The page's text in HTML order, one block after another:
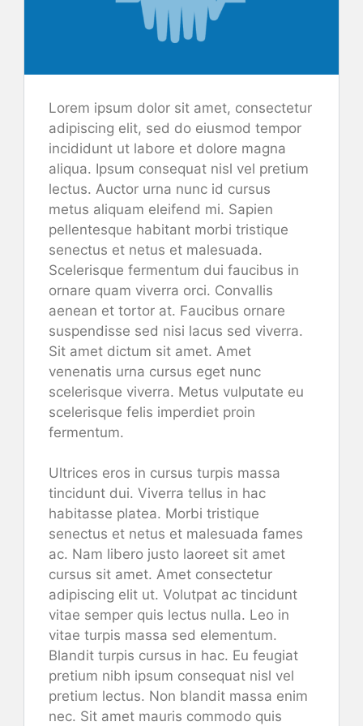
Lorem ipsum dolor sit amet, consectetur
adipiscing elit, sed do eiusmod tempor
incididunt ut labore et dolore magna
aliqua. Ipsum consequat nisl vel pretium
lectus. Auctor urna nunc id cursus
metus aliquam eleifend mi. Sapien
pellentesque habitant morbi tristique
senectus et netus et malesuada.
Scelerisque fermentum dui faucibus in
ornare quam viverra orci. Convallis
aenean et tortor at. Faucibus ornare
suspendisse sed nisi lacus sed viverra.
Sit amet dictum sit amet. Amet
venenatis urna cursus eget nunc
scelerisque viverra. Metus vulputate eu
scelerisque felis imperdiet proin
fermentum.
Ultrices eros in cursus turpis massa
tincidunt dui. Viverra tellus in hac
habitasse platea. Morbi tristique
senectus et netus et malesuada fames
ac. Nam libero justo laoreet sit amet
cursus sit amet. Amet consectetur
adipiscing elit ut. Volutpat ac tincidunt
vitae semper quis lectus nulla. Leo in
vitae turpis massa sed elementum.
Blandit turpis cursus in hac. Eu feugiat
pretium nibh ipsum consequat nisl vel
pretium lectus. Non blandit massa enim
nec. Sit amet mauris commodo quis